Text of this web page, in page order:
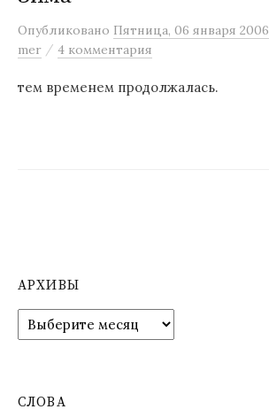
м
у
Опубликовано Пятница, 06 января 2006
mer / 4 комментария
тем временем продолжалась.
АРХИВЫ
р
в
СЛОВА